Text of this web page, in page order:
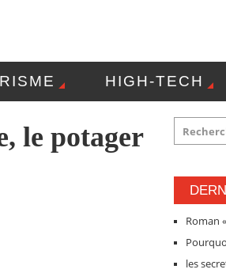
HIGH-TECH
le potager
Roman
les